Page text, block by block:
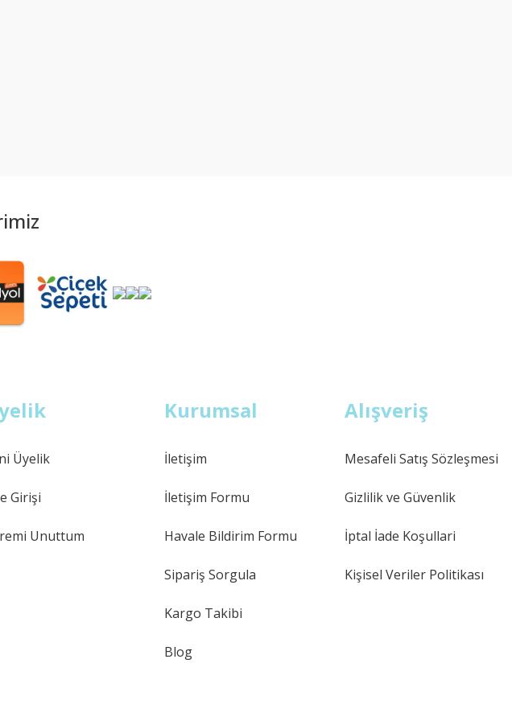
Üyelik
Girişi
Unuttum
Kurumsal
İletişim
İletişim Formu
Havale Bildirim Formu
Sipariş Sorgula
Kargo Takibi
Blog
Alışveriş
Mesafeli Satış Sözleşmesi
Gizlilik ve Güvenlik
İptal İade Koşullari
Kişisel Veriler Politikası